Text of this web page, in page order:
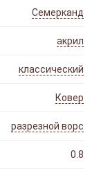
Семерканд
акрил
классический
Ковер
разрезной ворс
0.8